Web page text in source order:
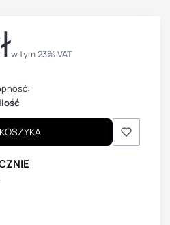
w tym 23% VAT
w tym23% VAT